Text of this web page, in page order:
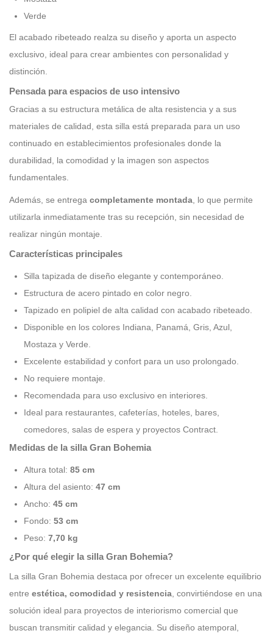
Verde
El acabado ribeteado realza su diseño y aporta un aspecto
exclusivo, ideal para crear ambientes con personalidad y
distinción.
Pensada para espacios de uso intensivo
Gracias a su estructura metálica de alta resistencia y a sus
materiales de calidad, esta silla está preparada para un uso
continuado en establecimientos profesionales donde la
durabilidad, la comodidad y la imagen son aspectos
fundamentales.
Además, se entrega completamente montada , lo que permite
utilizarla inmediatamente tras su recepción, sin necesidad de
realizar ningún montaje.
Características principales
Silla tapizada de diseño elegante y contemporáneo.
Estructura de acero pintado en color negro.
Tapizado en polipiel de alta calidad con acabado ribeteado.
Disponible en los colores Indiana, Panamá, Gris, Azul,
Mostaza y Verde.
Excelente estabilidad y confort para un uso prolongado.
No requiere montaje.
Recomendada para uso exclusivo en interiores.
Ideal para restaurantes, cafeterías, hoteles, bares,
comedores, salas de espera y proyectos Contract.
Medidas de la silla Gran Bohemia
Altura total: 85 cm
Altura del asiento: 47 cm
Ancho: 45 cm
Fondo: 53 cm
Peso: 7,70 kg
¿Por qué elegir la silla Gran Bohemia?
La silla Gran Bohemia destaca por ofrecer un excelente equilibrio
entre estética, comodidad y resistencia , convirtiéndose en una
solución ideal para proyectos de interiorismo comercial que
buscan transmitir calidad y elegancia. Su diseño atemporal,